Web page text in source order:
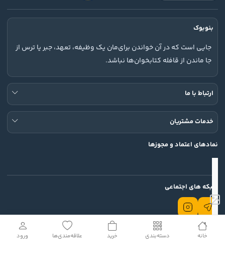
ورود علاقه‌مندی‌ها خرید دسته‌بندی خانه
بنوبوک
جایی است که در آن خواندن برای‌مان یک وظیفه، تعهد، جبر یا ترس از
جا ماندن از قافله کتابخوان‌ها نباشد.
ارتباط با ما
خدمات مشتریان
نمادهای اعتماد و مجوزها
شبکه های اجتماعی
تمامی حقوق این وب سایت محفوظ است.